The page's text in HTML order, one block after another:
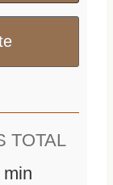
TOTAL
min